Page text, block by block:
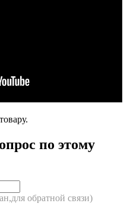
по этому
обратной связи)